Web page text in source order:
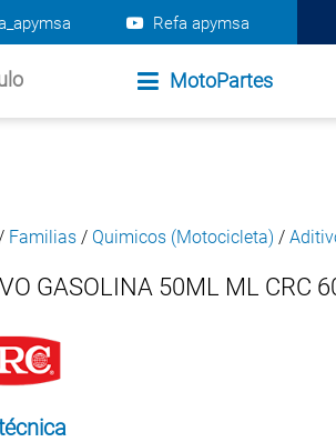
Refa apymsa
MotoPartes
Familias / Quimicos (Motocicleta) /
GASOLINA 50ML ML CRC